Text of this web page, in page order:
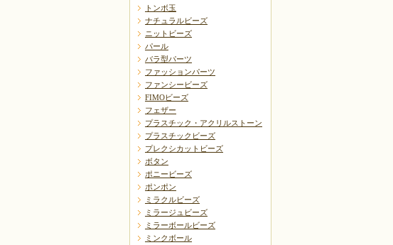
トンボ玉
ナチュラルビーズ
ニットビーズ
パール
バラ型パーツ
ファッションパーツ
ファンシービーズ
FIMOビーズ
フェザー
プラスチック・アクリルストーン
プラスチックビーズ
プレクシカットビーズ
ボタン
ポニービーズ
ポンポン
ミラクルビーズ
ミラージュビーズ
ミラーボールビーズ
ミンクボール